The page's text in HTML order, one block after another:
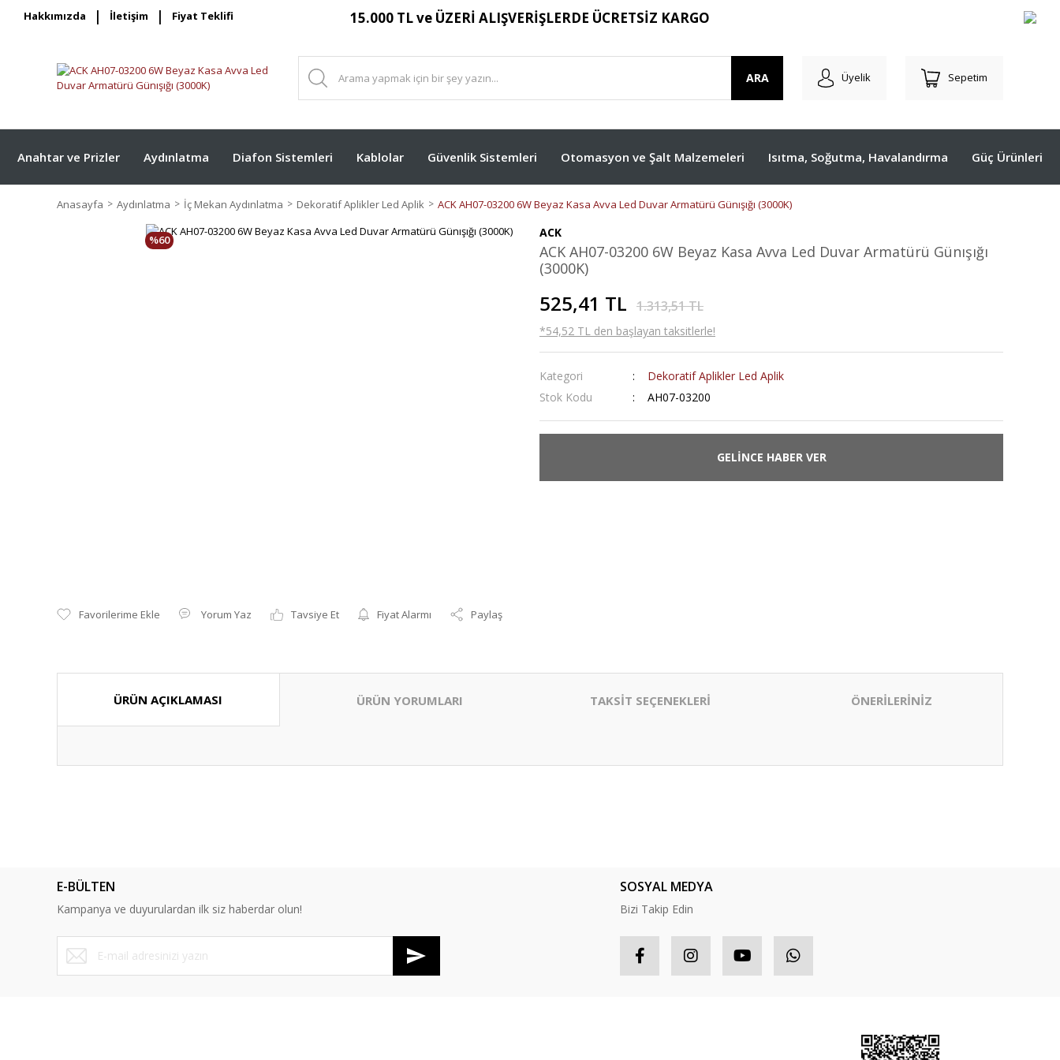
Hakkımızda İletişim Fiyat Teklifi 15.000 TL ve ÜZERİ ALIŞVERİŞLERDE ÜCRETSİZ KARGO
ARA Üyelik Sepetim
Anahtar ve Prizler Aydınlatma Diafon Sistemleri Kablolar Güvenlik Sistemleri Otomasyon ve Şalt Malzemeleri Isıtma, Soğutma, Havalandırma Güç Ürünleri
Anasayfa Aydınlatma İç Mekan Aydınlatma Dekoratif Aplikler Led Aplik ACK AH07-03200 6W Beyaz Kasa Avva Led Duvar Armatürü Günışığı (3000K)
%60
Yorum Yaz Tavsiye Et Fiyat Alarmı Paylaş
ACK
ACK AH07-03200 6W Beyaz Kasa Avva Led Duvar Armatürü Günışığı
(3000K)
525,41 TL 1.313,51 TL
*54,52 TL den başlayan taksitlerle!
Kategori
Dekoratif Aplikler Led Aplik
Stok Kodu
AH07-03200
GELİNCE HABER VER
ÜRÜN AÇIKLAMASI ÜRÜN YORUMLARI TAKSİT SEÇENEKLERİ ÖNERİLERİNİZ
Ürün bilgilerinde hatalar bulunuyor.
Ürün fiyatı diğer sitelerden daha pahalı.
Bu ürüne benzer farklı alternatifler olmalı.
E-BÜLTEN
Kampanya ve duyurulardan ilk siz haberdar olun!
SOSYAL MEDYA
Bizi Takip Edin